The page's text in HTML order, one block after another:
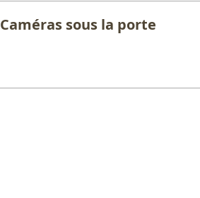
Caméras sous la porte